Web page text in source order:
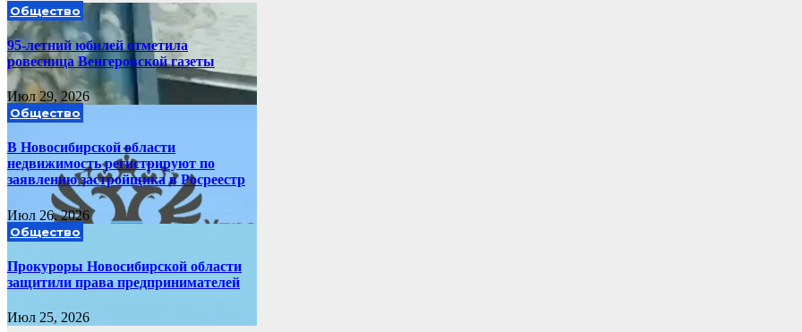
Общество
95-летний юбилей отметила
ровесница Венгеровской газеты
Июл 29, 2026
Общество
В Новосибирской области
недвижимость регистрируют по
заявлению застройщика в Росреестр
Июл 26, 2026
Общество
Прокуроры Новосибирской области
защитили права предпринимателей
Июл 25, 2026